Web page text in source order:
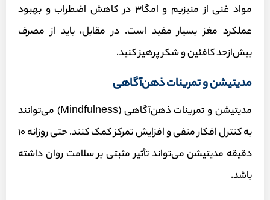
مواد غنی از منیزیم و امگا۳ در کاهش اضطراب و بهبود
عملکرد مغز بسیار مفید است. در مقابل، باید از مصرف
بیش‌ازحد کافئین و شکر پرهیز کنید.
مدیتیشن و تمرینات ذهن‌آگاهی
مدیتیشن و تمرینات ذهن‌آگاهی (Mindfulness) می‌توانند
به کنترل افکار منفی و افزایش تمرکز کمک کنند. حتی روزانه ۱۰
دقیقه مدیتیشن می‌تواند تأثیر مثبتی بر سلامت روان داشته
باشد.